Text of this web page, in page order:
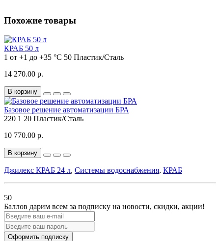
Похожие товары
КРАБ 50 л
1 от +1 до +35 °C 50 Пластик/Сталь
14 270.00 р.
В корзину
Базовое решение автоматизации БРА
220 1 20 Пластик/Сталь
10 770.00 р.
В корзину
Джилекс КРАБ 24 л, Системы водоснабжения, КРАБ
50
Баллов дарим всем за подписку на новости, скидки, акции!
Оформить подписку